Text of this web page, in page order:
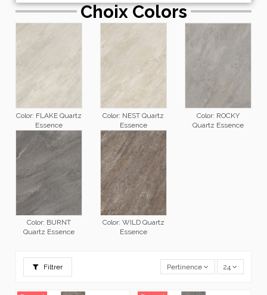
Choix Colors
Color: FLAKE Quartz
Essence
Color: NEST Quartz
Essence
Color: ROCKY
Quartz Essence
Color: BURNT
Quartz Essence
Color: WILD Quartz
Essence
Filtrer Pertinence 24